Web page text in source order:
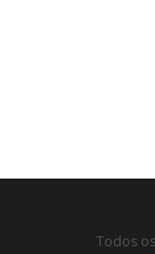
Todos